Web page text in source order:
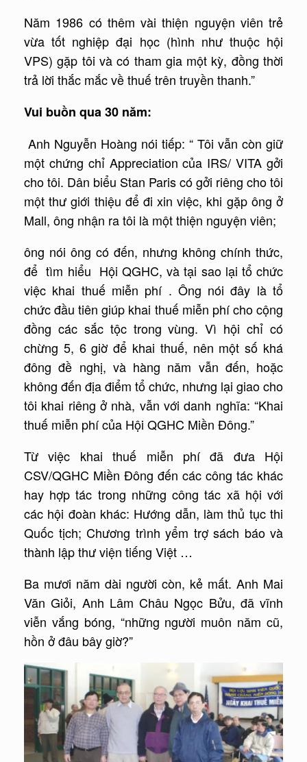
Năm 1986 có thêm vài thiện nguyện viên trẻ
vừa tốt nghiệp đại học (hình như thuộc hội
VPS) gặp tôi và có tham gia một kỳ, đồng thời
trả lời thắc mắc về thuế trên truyền thanh.”
Vui buồn qua 30 năm:
Anh Nguyễn Hoàng nói tiếp: “ Tôi vẫn còn giữ
một chứng chỉ Appreciation của IRS/ VITA gởi
cho tôi. Dân biểu Stan Paris có gởi riêng cho tôi
một thư giới thiệu để đi xin việc, khi gặp ông ở
Mall, ông nhận ra tôi là một thiện nguyện viên;
ông nói ông có đến, nhưng không chính thức,
để tìm hiểu Hội QGHC, và tại sao lại tổ chức
việc khai thuế miễn phí . Ông nói đây là tổ
chức đầu tiên giúp khai thuế miễn phí cho cộng
đồng các sắc tộc trong vùng. Vì hội chỉ có
chừng 5, 6 giờ để khai thuế, nên một số khá
đông đề nghị, và hàng năm vẫn đến, hoặc
không đến địa điểm tổ chức, nhưng lại giao cho
tôi khai riêng ở nhà, vẫn với danh nghĩa: “Khai
thuế miễn phí của Hội QGHC Miền Đông.”
Từ việc khai thuế miễn phí đã đưa Hội
CSV/QGHC Miền Đông đến các công tác khác
hay hợp tác trong những công tác xã hội với
các hội đoàn khác: Hướng dẫn, làm thủ tục thi
Quốc tịch; Chương trình yểm trợ sách báo và
thành lập thư viện tiếng Việt …
Ba mươi năm dài người còn, kẻ mất. Anh Mai
Văn Giỏi, Anh Lâm Châu Ngọc Bửu, đã vĩnh
viễn vắng bóng, “những người muôn năm cũ,
hồn ở đâu bây giờ?”